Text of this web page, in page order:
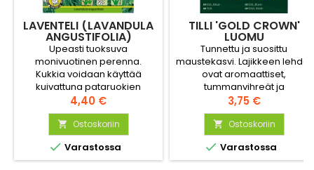
LAVENTELI (LAVANDULA
ANGUSTIFOLIA)
Upeasti tuoksuva
monivuotinen perenna.
Kukkia voidaan käyttää
kuivattuna pataruokien
mausteena. Kukista voidaan
valmistaa myös
tuoksupusseja jotka
vaatekaapissa säilytettynä
ehkäisevät koiperhosia.
Kukat kerätään juuri
Hinta
4,40 €
 Ostoskoriin
 Varastossa
TILLI 'GOLD CROWN'
LUOMU
Tunnettu ja suosittu
maustekasvi. Lajikkeen lehdet
ovat aromaattiset,
tummanvihreät ja
hienoliuskaiset. Sato voidaan
korjata lehtitillinä, sillä kukkii
paljon tavallista tilliä
myöhemmin.
Hinta
3,75 €
 Ostoskoriin
 Varastossa